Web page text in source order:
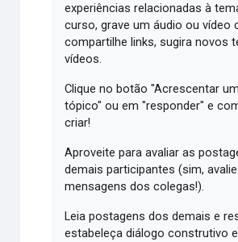
experiências relacionadas à
curso, grave um áudio ou vídeo
compartilhe links, sugira novos
vídeos.
Clique no botão "Acrescentar
tópico" ou em "responder" e
criar!
Aproveite para avaliar as
demais participantes (sim,
mensagens dos colegas!).
Leia postagens dos demais e
estabeleça diálogo construtivo